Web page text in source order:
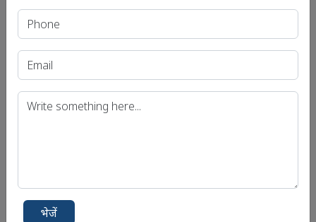
यूट्यूब
इंस्टाग्राम
भेजें